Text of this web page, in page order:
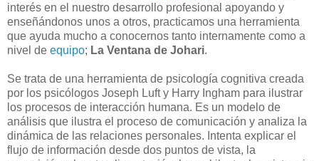
interés en el nuestro desarrollo profesional apoyando y
enseñándonos unos a otros, practicamos una herramienta
que ayuda mucho a conocernos tanto internamente como a
nivel de equipo; La Ventana de Johari.
Se trata de una herramienta de psicología cognitiva creada
por los psicólogos Joseph Luft y Harry Ingham para ilustrar
los procesos de interacción humana. Es un modelo de
análisis que ilustra el proceso de comunicación y analiza la
dinámica de las relaciones personales. Intenta explicar el
flujo de información desde dos puntos de vista, la